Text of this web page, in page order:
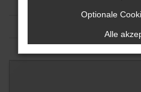
Optionale
Alle